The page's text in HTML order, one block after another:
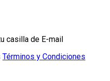
casilla de E-mail
Términos y Condiciones